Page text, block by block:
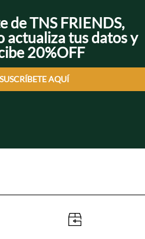
de TNS FRIENDS,
actualiza tus datos y
20%OFF
SUSCRÍBETE AQUÍ